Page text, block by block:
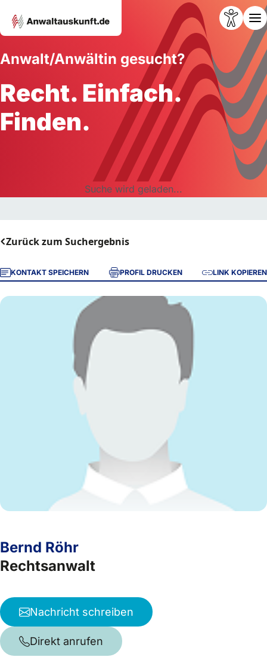
Anwalt/Anwältin gesucht?
Recht. Einfach.
Finden.
Suche wird geladen...
Zurück zum Suchergebnis
KONTAKT SPEICHERN PROFIL DRUCKEN LINK KOPIEREN
Bernd Röhr
Rechtsanwalt
Nachricht schreiben
Direkt anrufen